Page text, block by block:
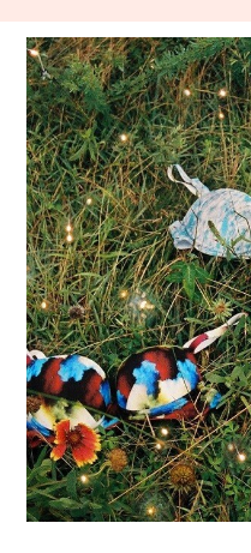
重要なお知らせ
お知らせ
ワコールウェブストア
公式アプリ
ニュース＆トピックス
企業情報